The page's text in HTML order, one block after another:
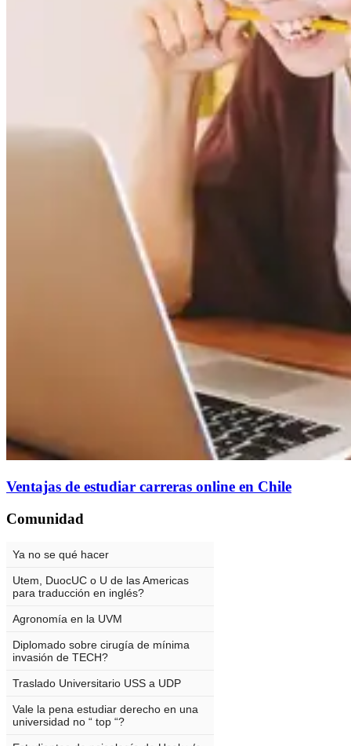
Ventajas de estudiar carreras online en Chile
Comunidad